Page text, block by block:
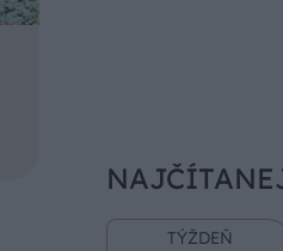
TÝŽDEŇ